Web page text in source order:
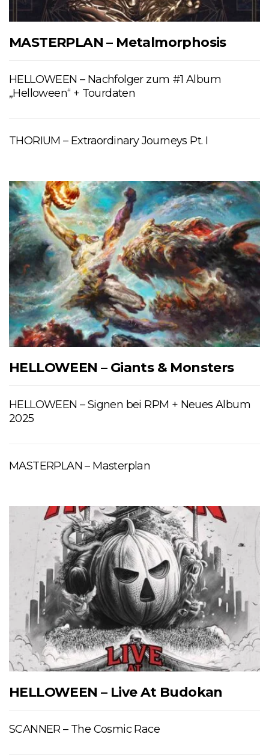
MASTERPLAN – Metalmorphosis
HELLOWEEN – Nachfolger zum #1 Album
„Helloween“ + Tourdaten
THORIUM – Extraordinary Journeys Pt. I
HELLOWEEN – Giants & Monsters
HELLOWEEN – Signen bei RPM + Neues Album
2025
MASTERPLAN – Masterplan
HELLOWEEN – Live At Budokan
SCANNER – The Cosmic Race